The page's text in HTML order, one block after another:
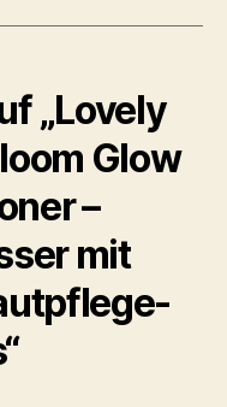
„Lovely
Glow
–
mit